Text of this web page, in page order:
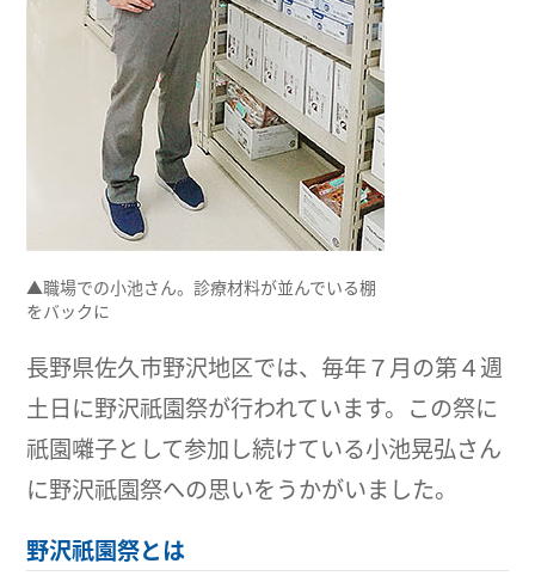
▲職場での小池さん。診療材料が並んでいる棚
をバックに
長野県佐久市野沢地区では、毎年７月の第４週
土日に野沢祇園祭が行われています。この祭に
祇園囃子として参加し続けている小池晃弘さん
に野沢祇園祭への思いをうかがいました。
野沢祇園祭とは